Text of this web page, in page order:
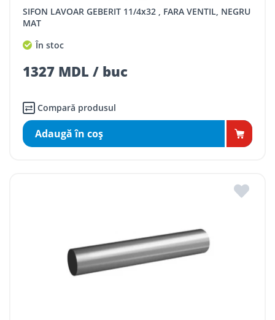
SIFON LAVOAR GEBERIT 11/4x32 , FARA VENTIL, NEGRU
MAT
În stoc
1327 MDL / buc
Compară produsul
Adaugă în coş